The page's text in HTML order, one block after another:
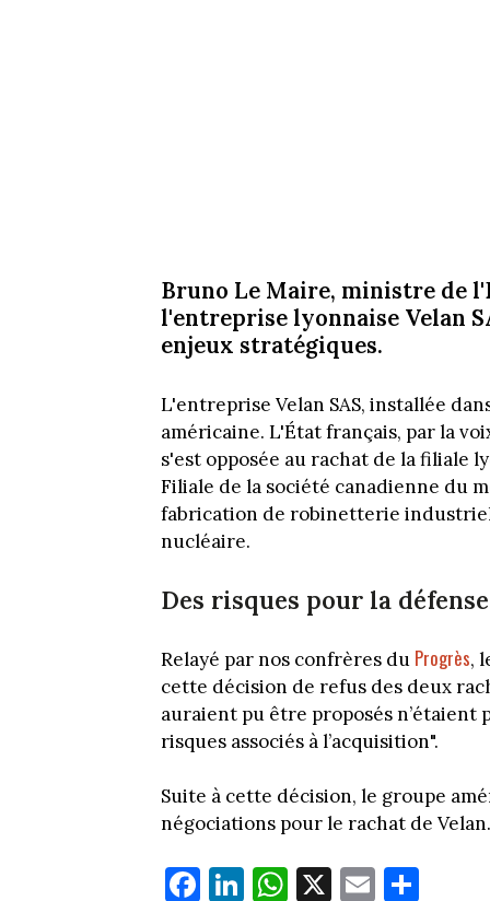
Bruno Le Maire, ministre de
l'entreprise lyonnaise Velan
enjeux stratégiques.
L'entreprise Velan SAS, installée
américaine. L'État français, par la
s'est opposée au rachat de la filiale
Filiale de la société canadienne du
fabrication de robinetterie
nucléaire.
Des risques pour la
Relayé par nos confrères du Progrès,
cette décision de refus des deux
auraient pu être proposés n’étaient
risques associés à l’acquisition".
Suite à cette décision, le groupe
négociations pour le rachat de Velan.
Fa Li W X E